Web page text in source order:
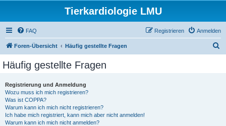
Tierkardiologie LMU
FAQ Anmelden
Registrieren
Foren-Übersicht Häufig gestellte Fragen
Häufig gestellte Fragen
Registrierung und Anmeldung
Wozu muss ich mich registrieren?
Was ist COPPA?
Warum kann ich mich nicht registrieren?
Ich habe mich registriert, kann mich aber nicht anmelden!
Warum kann ich mich nicht anmelden?